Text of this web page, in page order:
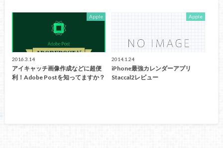
Apple
2016.3.14
アイキャッチ画像作成などに超便
利！Adobe Postを知ってますか？
Apple
2014.1.24
iPhone最強カレンダーアプリ
Staccal2レビュー